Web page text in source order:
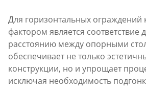
Для горизонтальных
фактором является соответствие
расстоянию между опорными
обеспечивает не только
конструкции, но и упрощает
исключая необходимость